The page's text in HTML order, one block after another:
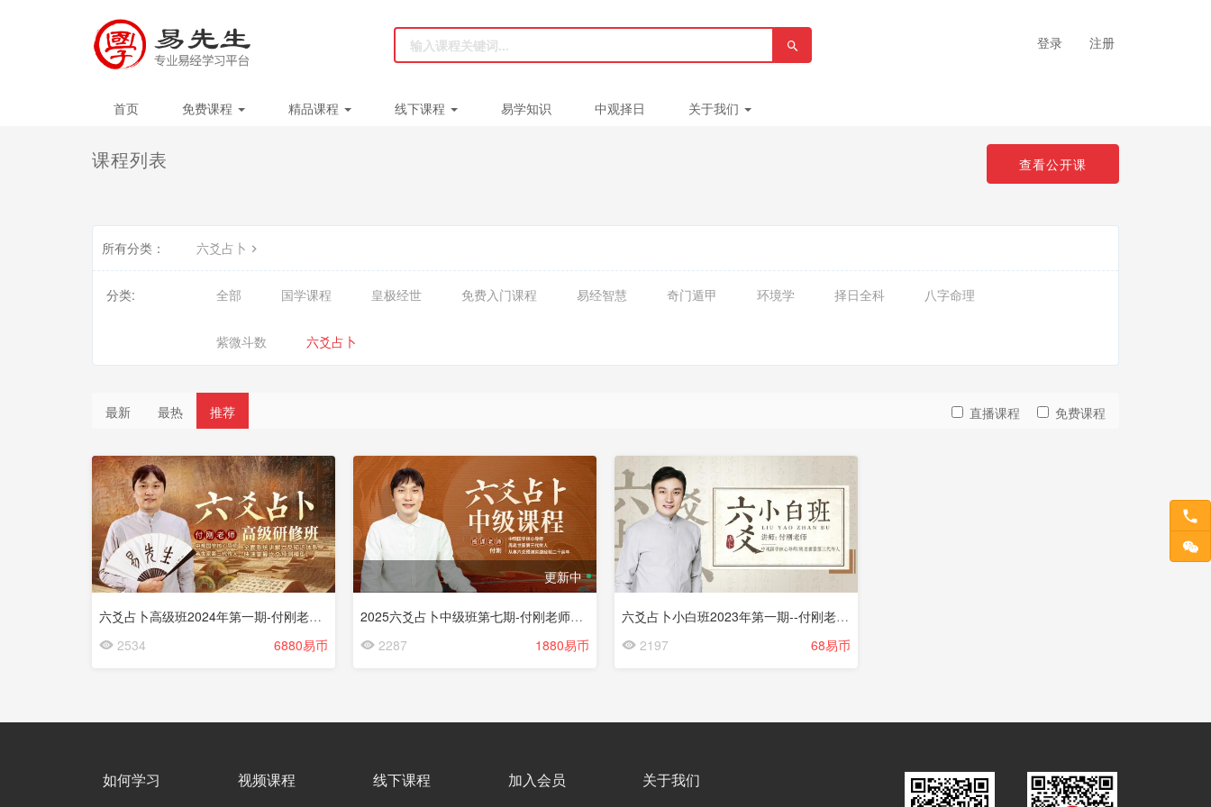
登录 注册
首页 免费课程 精品课程 线下课程 易学知识 中观择日 关于我们
课程列表 查看公开课
所有分类： 六爻占卜
分类: 全部 国学课程 皇极经世 免费入门课程 易经智慧 奇门遁甲 环境学 择日全科 八字命理
紫微斗数 六爻占卜
最新 最热 推荐 直播课程 免费课程
六爻占卜高级班2024年第一期-付刚老师（☆）
2534
6880易币
更新中
2025六爻占卜中级班第七期-付刚老师（☆）
2287
1880易币
六爻占卜小白班2023年第一期--付刚老师（☆）
2197
68易币
如何学习 视频课程 线下课程 加入会员 关于我们